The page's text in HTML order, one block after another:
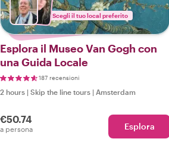
Scegli il tuo local preferito
Esplora il Museo Van Gogh con
una Guida Locale
187 recensioni
2 hours | Skip the line tours | Amsterdam
€50.74
a persona Esplora